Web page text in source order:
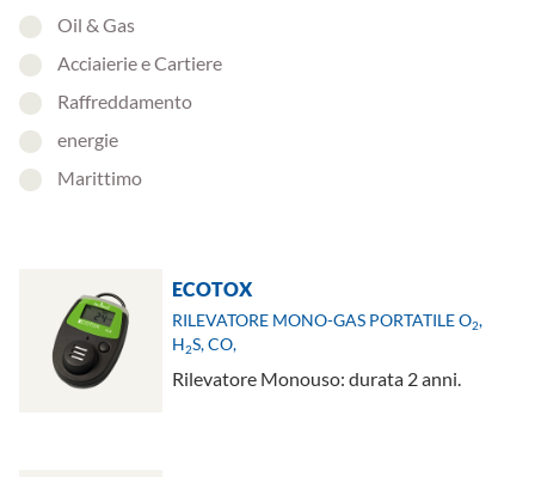
Oil & Gas
Acciaierie e Cartiere
Raffreddamento
energie
Marittimo
ECOTOX
RILEVATORE MONO-GAS PORTATILE O2,
H2S, CO,
Rilevatore Monouso: durata 2 anni.